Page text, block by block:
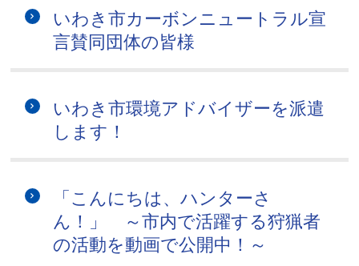
いわき市カーボンニュートラル宣
言賛同団体の皆様
いわき市環境アドバイザーを派遣
します！
「こんにちは、ハンターさ
ん！」 ～市内で活躍する狩猟者
の活動を動画で公開中！～